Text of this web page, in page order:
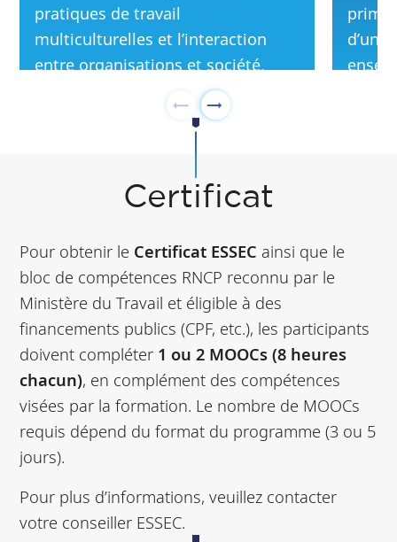
pratiques de travail
multiculturelles et l’interaction
entre organisations et société,
avec un focus sur la réflexivité
primé
d’un
Certificat
Pour obtenir le Certificat ESSEC ainsi que le
bloc de compétences RNCP reconnu par le
Ministère du Travail et éligible à des
financements publics (CPF, etc.), les participants
doivent compléter 1 ou 2 MOOCs (8 heures
chacun), en complément des compétences
visées par la formation. Le nombre de MOOCs
requis dépend du format du programme (3 ou 5
jours).
Pour plus d’informations, veuillez contacter
votre conseiller ESSEC.